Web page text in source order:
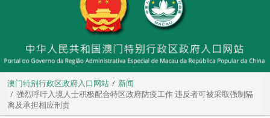
澳门特别行政区政府入口网站
新闻
强烈呼吁入境人士积极配合特区政府防疫工作 违反者可被采取强制隔
离及承担相应刑责